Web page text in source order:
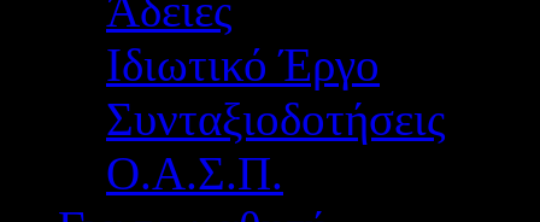
Ιδιωτικό Έργο
Συνταξιοδοτήσεις
Ο.Α.Σ.Π.